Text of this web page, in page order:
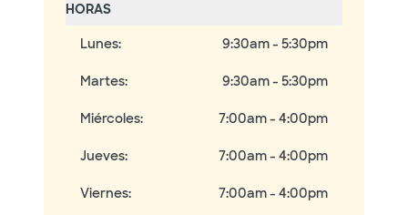
HORAS
Lunes: 9:30am - 5:30pm
Martes: 9:30am - 5:30pm
Miércoles: 7:00am - 4:00pm
Jueves: 7:00am - 4:00pm
Viernes: 7:00am - 4:00pm